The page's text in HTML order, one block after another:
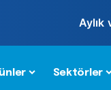
Aylık
Sektörler